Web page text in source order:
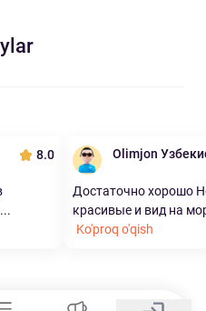
8.0 Olimjon
Достаточно хорошо
красивые и вид на
Ko'proq o'qish